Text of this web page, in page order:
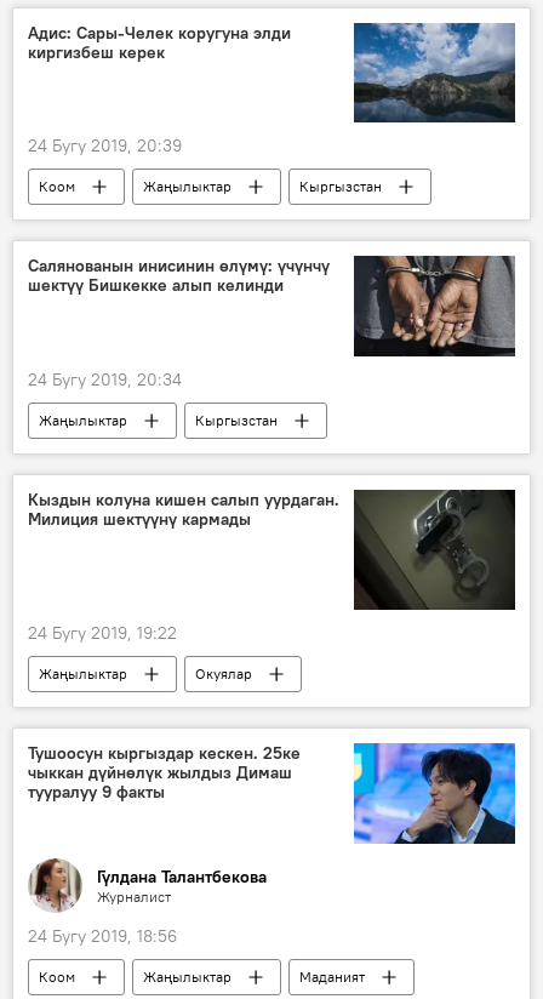
Адис: Сары-Челек коругуна элди
киргизбеш керек
24 Бугу 2019, 20:39
Коом Жаңылыктар
Кыргызстан
Сары-Челек
жаратылыш
Салянованын инисинин өлүмү: үчүнчү
шектүү Бишкекке алып келинди
24 Бугу 2019, 20:34
Жаңылыктар
Кыргызстан
Окуялар
Аида Салянова
Аида Салянованын иниси Улан Саляновдун өлүмү
Кыздын колуна кишен салып уурдаган.
Милиция шектүүнү кармады
24 Бугу 2019, 19:22
Жаңылыктар
Окуялар
Кыргызстан
Бишкек
адам уурдоо
кылмыш
Тушоосун кыргыздар кескен. 25ке
чыккан дүйнөлүк жылдыз Димаш
тууралуу 9 факты
Гүлдана Талантбекова
Журналист
24 Бугу 2019, 18:56
Коом Жаңылыктар Маданият